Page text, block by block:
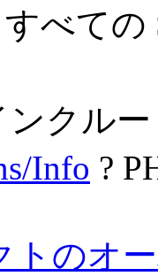
すべての
ンクル
Info ?
トのオ